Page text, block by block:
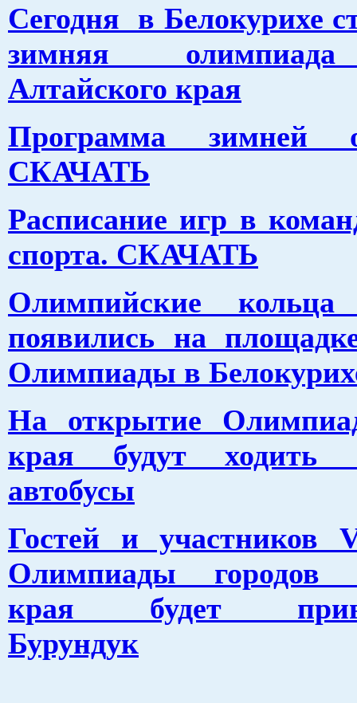
Сегодня в Белокурихе
зимняя
Алтайского края
Программа зимней
СКАЧАТЬ
Расписание игр в
спорта. СКАЧАТЬ
Олимпийские
появились на
Олимпиады в
На открытие
края будут ходить
автобусы
Гостей и участников
Олимпиады городов
края будет
Бурундук